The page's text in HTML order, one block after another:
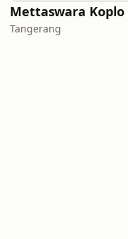
Mettaswara Koplo
Tangerang